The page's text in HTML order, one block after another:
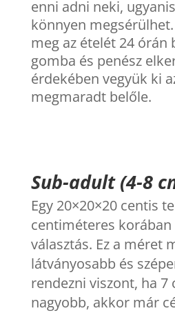
enni adni neki,
könnyen
meg az ételét 24 órán
gomba és penész
érdekében vegyük ki
megmaradt belőle.
Sub-adult (4-8
Egy 20×20×20 centis
centiméteres
választás. Ez a méret
látványosabb és
rendezni viszont, ha 7
nagyobb, akkor már